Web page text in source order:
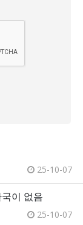
25-10-07
이 없음
25-10-07